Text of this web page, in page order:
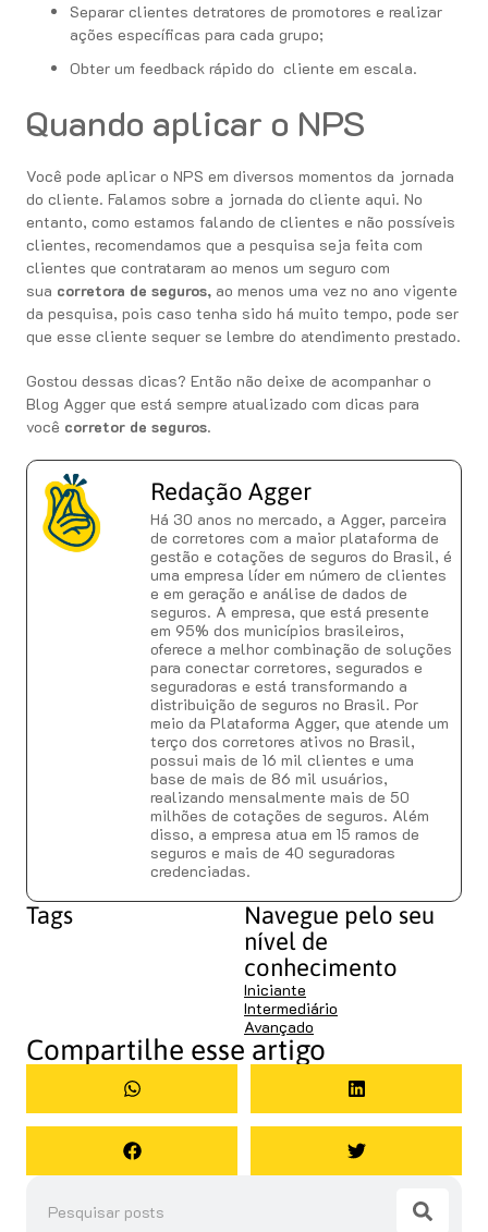
Separar clientes detratores de promotores e realizar
ações específicas para cada grupo;
Obter um feedback rápido do cliente em escala.
Quando aplicar o NPS
Você pode aplicar o NPS em diversos momentos da jornada
do cliente. Falamos sobre a jornada do cliente aqui. No
entanto, como estamos falando de clientes e não possíveis
clientes, recomendamos que a pesquisa seja feita com
clientes que contrataram ao menos um seguro com
sua corretora de seguros, ao menos uma vez no ano vigente
da pesquisa, pois caso tenha sido há muito tempo, pode ser
que esse cliente sequer se lembre do atendimento prestado.
Gostou dessas dicas? Então não deixe de acompanhar o
Blog Agger que está sempre atualizado com dicas para
você corretor de seguros.
Redação Agger
Há 30 anos no mercado, a Agger, parceira
de corretores com a maior plataforma de
gestão e cotações de seguros do Brasil, é
uma empresa líder em número de clientes
e em geração e análise de dados de
seguros. A empresa, que está presente
em 95% dos municípios brasileiros,
oferece a melhor combinação de soluções
para conectar corretores, segurados e
seguradoras e está transformando a
distribuição de seguros no Brasil. Por
meio da Plataforma Agger, que atende um
terço dos corretores ativos no Brasil,
possui mais de 16 mil clientes e uma
base de mais de 86 mil usuários,
realizando mensalmente mais de 50
milhões de cotações de seguros. Além
disso, a empresa atua em 15 ramos de
seguros e mais de 40 seguradoras
credenciadas.
Tags
Navegue pelo seu
nível de
conhecimento
Iniciante
Intermediário
Avançado
Compartilhe esse artigo